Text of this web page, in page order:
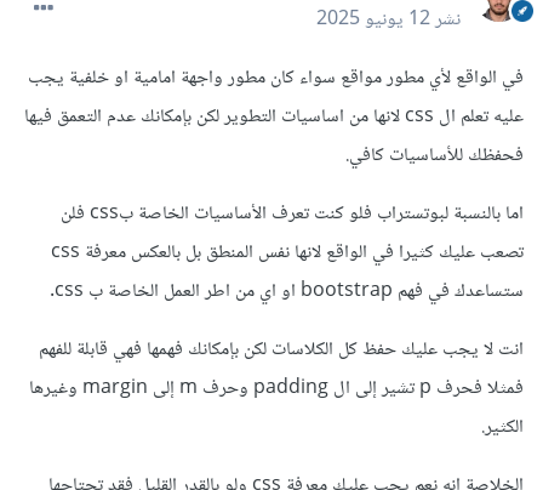
نشر12 يونيو 2025
في الواقع لأي مطور مواقع سواء كان مطور واجهة امامية او خلفية يجب
عليه تعلم ال css لانها من اساسيات التطوير لكن بإمكانك عدم التعمق فيها
فحفظك للأساسيات كافي.
اما بالنسبة لبوتستراب فلو كنت تعرف الأساسيات الخاصة بcss فلن
تصعب عليك كثيرا في الواقع لانها نفس المنطق بل بالعكس معرفة css
ستساعدك في فهم bootstrap او اي من اطر العمل الخاصة ب css.
انت لا يجب عليك حفظ كل الكلاسات لكن بإمكانك فهمها فهي قابلة للفهم
فمثلا فحرف p تشير إلى ال padding وحرف m إلى margin وغيرها
الكثير.